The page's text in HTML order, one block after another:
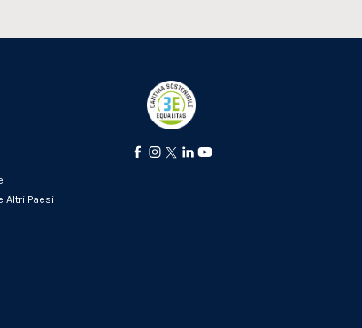
Altri Paesi